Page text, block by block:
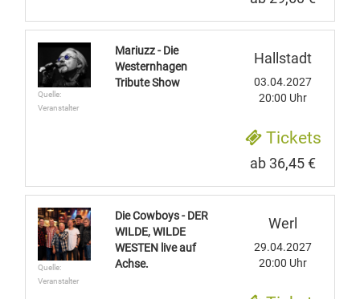
Quelle:
Veranstalter
Mariuzz - Die
Westernhagen
Tribute Show
Hallstadt
03.04.2027
20:00 Uhr
Tickets
ab 36,45 €
Quelle:
Veranstalter
Die Cowboys - DER
WILDE, WILDE
WESTEN live auf
Achse.
Werl
29.04.2027
20:00 Uhr